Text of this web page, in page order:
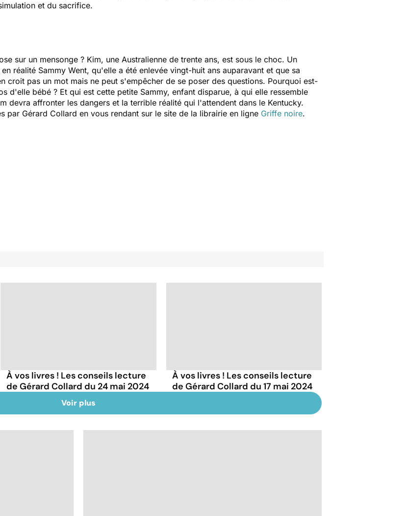
et du sacrifice.
sur un mensonge ? Kim, une Australienne de trente ans, est sous le choc. Un
réalité Sammy Went, qu'elle a été enlevée vingt-huit ans auparavant et que sa
croit pas un mot mais ne peut s'empêcher de se poser des questions. Pourquoi est-
d'elle bébé ? Et qui est cette petite Sammy, enfant disparue, à qui elle ressemble
devra affronter les dangers et la terrible réalité qui l'attendent dans le Kentucky.
par Gérard Collard en vous rendant sur le site de la librairie en ligne Griffe noire.
À vos livres ! Les conseils lecture
de Gérard Collard du 24 mai 2024
À vos livres ! Les conseils lecture
de Gérard Collard du 17 mai 2024
Voir plus